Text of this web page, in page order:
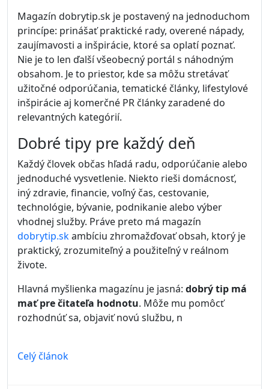
Magazín dobrytip.sk je postavený na jednoduchom
princípe: prinášať praktické rady, overené nápady,
zaujímavosti a inšpirácie, ktoré sa oplatí poznať.
Nie je to len ďalší všeobecný portál s náhodným
obsahom. Je to priestor, kde sa môžu stretávať
užitočné odporúčania, tematické články, lifestylové
inšpirácie aj komerčné PR články zaradené do
relevantných kategórií.
Dobré tipy pre každý deň
Každý človek občas hľadá radu, odporúčanie alebo
jednoduché vysvetlenie. Niekto rieši domácnosť,
iný zdravie, financie, voľný čas, cestovanie,
technológie, bývanie, podnikanie alebo výber
vhodnej služby. Práve preto má magazín
dobrytip.skambíciu zhromažďovať obsah, ktorý je
praktický, zrozumiteľný a použiteľný v reálnom
živote.
Hlavná myšlienka magazínu je jasná: dobrý tip má
mať pre čitateľa hodnotu. Môže mu pomôcť
rozhodnúť sa, objaviť novú službu, n
Celý článok